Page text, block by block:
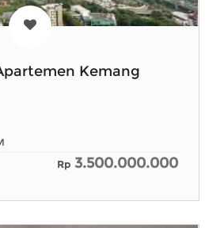
Kemang
Rp 3.500.000.000